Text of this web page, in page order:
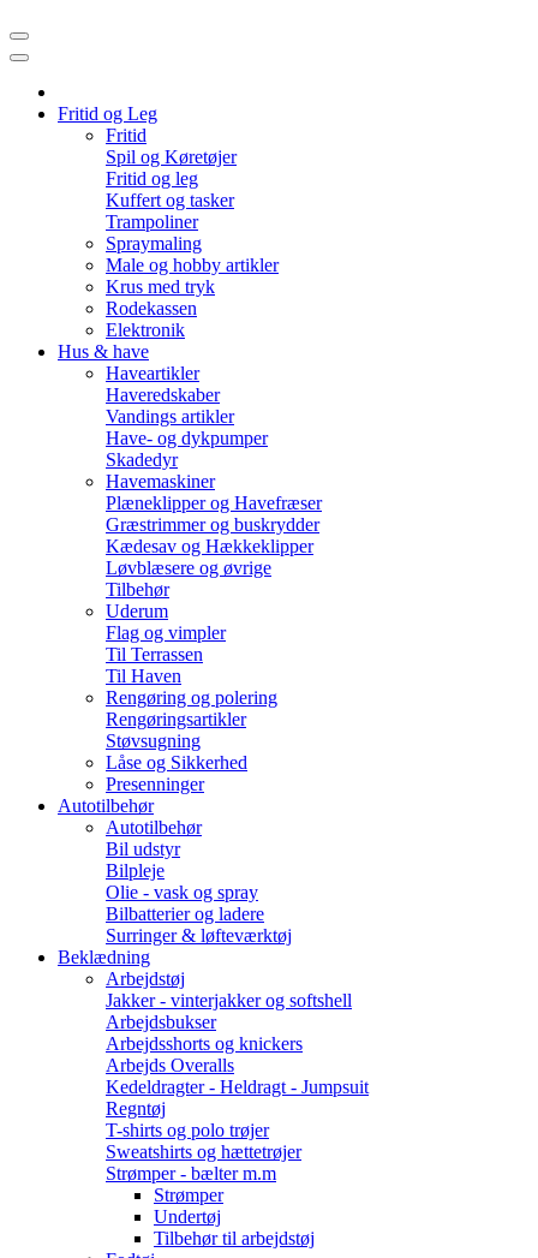
Fritid og Leg
Fritid
Spil og Køretøjer
Fritid og leg
Kuffert og tasker
Trampoliner
Spraymaling
Male og hobby artikler
Krus med tryk
Rodekassen
Elektronik
Hus & have
Haveartikler
Haveredskaber
Vandings artikler
Have- og dykpumper
Skadedyr
Havemaskiner
Plæneklipper og Havefræser
Græstrimmer og buskrydder
Kædesav og Hækkeklipper
Løvblæsere og øvrige
Tilbehør
Uderum
Flag og vimpler
Til Terrassen
Til Haven
Rengøring og polering
Rengøringsartikler
Støvsugning
Låse og Sikkerhed
Presenninger
Autotilbehør
Autotilbehør
Bil udstyr
Bilpleje
Olie - vask og spray
Bilbatterier og ladere
Surringer & løfteværktøj
Beklædning
Arbejdstøj
Jakker - vinterjakker og softshell
Arbejdsbukser
Arbejdsshorts og knickers
Arbejds Overalls
Kedeldragter - Heldragt - Jumpsuit
Regntøj
T-shirts og polo trøjer
Sweatshirts og hættetrøjer
Strømper - bælter m.m
Strømper
Undertøj
Tilbehør til arbejdstøj